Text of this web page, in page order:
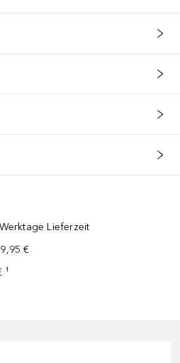
Lieferzeit
€
¹